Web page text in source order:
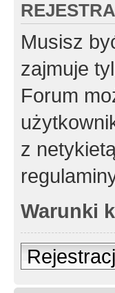
Musisz
zajmuje
Forum
z
Warunki